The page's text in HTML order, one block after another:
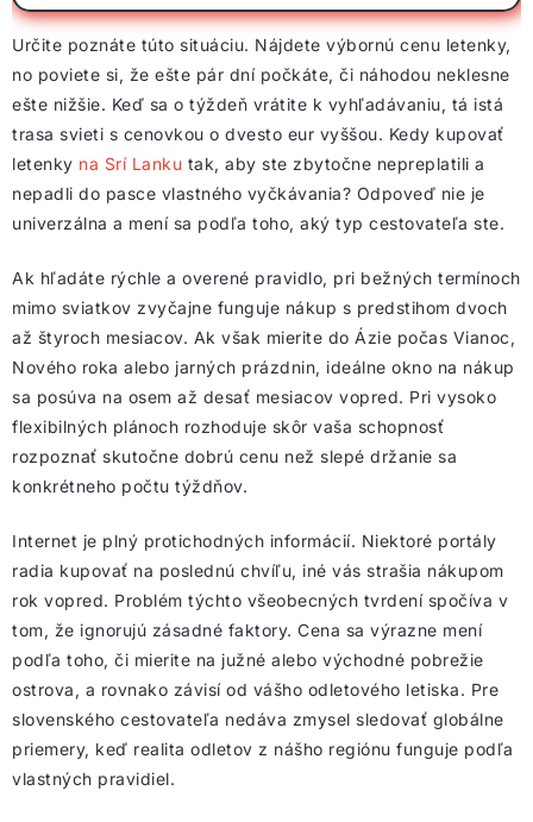
Určite poznáte túto situáciu. Nájdete výbornú cenu letenky,
no poviete si, že ešte pár dní počkáte, či náhodou neklesne
ešte nižšie. Keď sa o týždeň vrátite k vyhľadávaniu, tá istá
trasa svieti s cenovkou o dvesto eur vyššou. Kedy kupovať
letenky na Srí Lanku tak, aby ste zbytočne nepreplatili a
nepadli do pasce vlastného vyčkávania? Odpoveď nie je
univerzálna a mení sa podľa toho, aký typ cestovateľa ste.
Ak hľadáte rýchle a overené pravidlo, pri bežných termínoch
mimo sviatkov zvyčajne funguje nákup s predstihom dvoch
až štyroch mesiacov. Ak však mierite do Ázie počas Vianoc,
Nového roka alebo jarných prázdnin, ideálne okno na nákup
sa posúva na osem až desať mesiacov vopred. Pri vysoko
flexibilných plánoch rozhoduje skôr vaša schopnosť
rozpoznať skutočne dobrú cenu než slepé držanie sa
konkrétneho počtu týždňov.
Internet je plný protichodných informácií. Niektoré portály
radia kupovať na poslednú chvíľu, iné vás strašia nákupom
rok vopred. Problém týchto všeobecných tvrdení spočíva v
tom, že ignorujú zásadné faktory. Cena sa výrazne mení
podľa toho, či mierite na južné alebo východné pobrežie
ostrova, a rovnako závisí od vášho odletového letiska. Pre
slovenského cestovateľa nedáva zmysel sledovať globálne
priemery, keď realita odletov z nášho regiónu funguje podľa
vlastných pravidiel.